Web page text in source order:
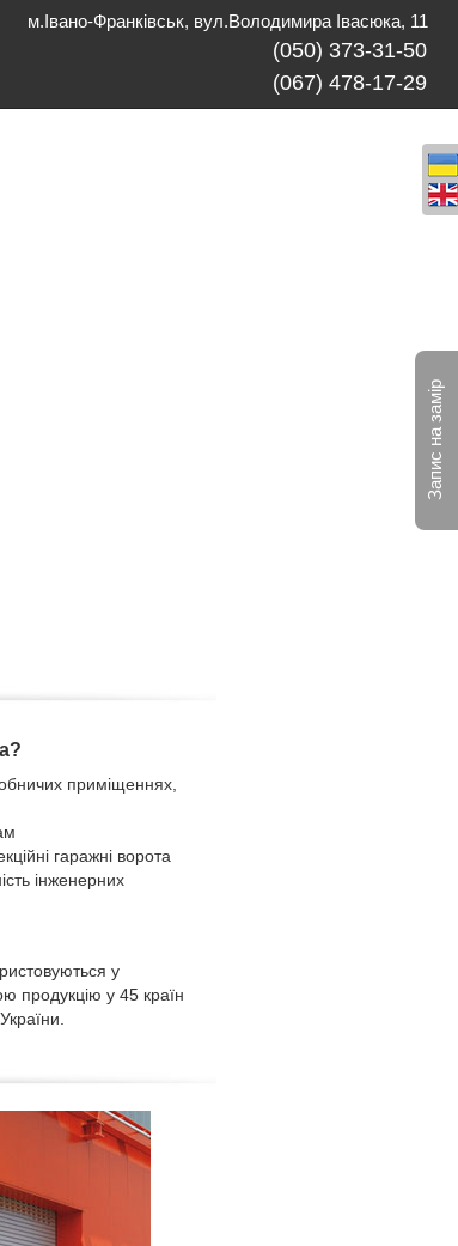
м.Івано-Франківськ, вул.Володимира Івасюка, 11
(050) 373-31-50
(067) 478-17-29
приміщеннях,
гаражні ворота
інженерних
у
продукцію у 45 країн
Запис на замір